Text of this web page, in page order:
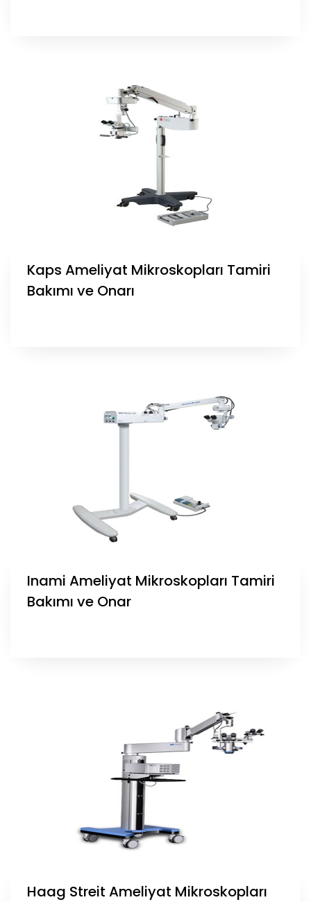
Kaps Ameliyat Mikroskopları Tamiri
Bakımı ve Onarı
Inami Ameliyat Mikroskopları Tamiri
Bakımı ve Onar
Haag Streit Ameliyat Mikroskopları